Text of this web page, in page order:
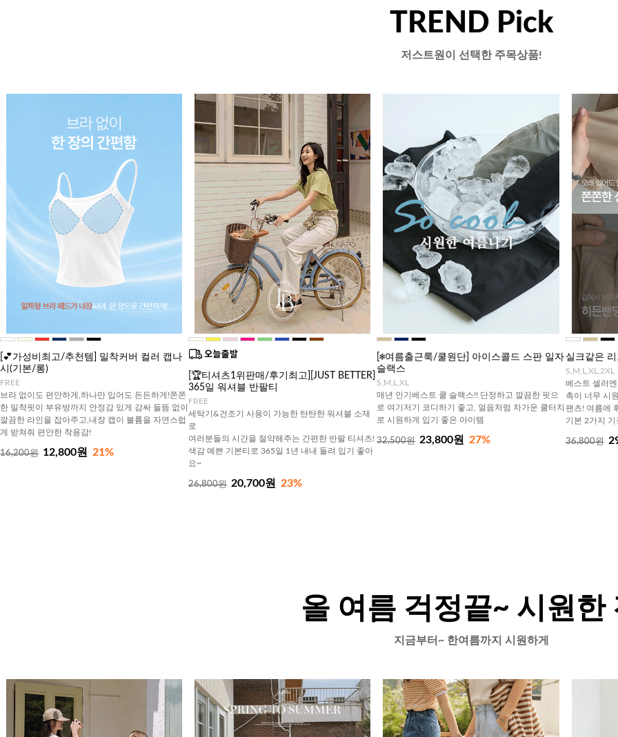
TREND Pick
저스트원이 선택한 주목상품!
[💕가성비최고/추천템] 밀착커버 컬러 캡나
시(기본/롱)
FREE
브라 없이도 편안하게,하나만 입어도 든든하게!쫀쫀
한 밀착핏이 부유방까지 안정감 있게 감싸 들뜸 없이
깔끔한 라인을 잡아주고,내장 캡이 볼륨을 자연스럽
게 받쳐줘 편안한 착용감!
16,200원 12,800원 21%
[🏆티셔츠1위판매/후기최고][JUST BETTER]
365일 워셔블 반팔티
FREE
세탁기&건조기 사용이 가능한 탄탄한 워셔블 소재
로
여러분들의 시간을 절약해주는 간편한 반팔 티셔츠!
색감 예쁜 기본티로 365일 1년 내내 돌려 입기 좋아
요~
26,800원 20,700원 23%
[❄️여름출근룩/쿨원단] 아이스콜드 스판 일자
슬랙스
S,M,L,XL
매년 인기베스트 쿨 슬랙스!! 단정하고 깔끔한 핏으
로 여기저기 코디하기 좋고, 얼음처럼 차가운 쿨터치
로 시원하게 입기 좋은 아이템
32,500원 23,800원 27%
실크같은
S,M,L,XL,2XL
베스트 셀러
촉이 너무 시
팬츠! 여름에
기본 2가지
36,800원
올 여름 걱정끝~ 시원한
지금부터~ 한여름까지 시원하게